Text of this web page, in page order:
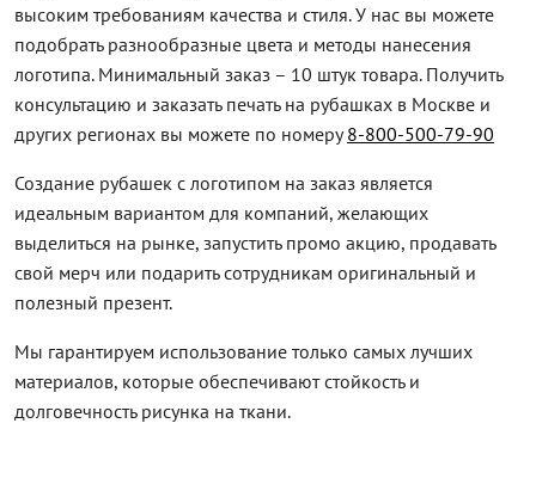
высоким требованиям качества и стиля. У нас вы можете
подобрать разнообразные цвета и методы нанесения
логотипа. Минимальный заказ – 10 штук товара. Получить
консультацию и заказать печать на рубашках в Москве и
других регионах вы можете по номеру8-800-500-79-90
Создание рубашек с логотипом на заказ является
идеальным вариантом для компаний, желающих
выделиться на рынке, запустить промо акцию, продавать
свой мерч или подарить сотрудникам оригинальный и
полезный презент.
Мы гарантируем использование только самых лучших
материалов, которые обеспечивают стойкость и
долговечность рисунка на ткани.